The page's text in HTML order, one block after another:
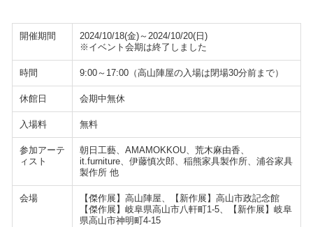
開催期間
2024/10/18(金)～2024/10/20(日)
※イベント会期は終了しました
時間 9:00～17:00（高山陣屋の入場は閉場30分前まで）
休館日 会期中無休
入場料 無料
参加アーテ
ィスト
朝日工藝、AMAMOKKOU、荒木麻由香、
it.furniture、伊藤慎次郎、稲熊家具製作所、浦谷家具
製作所 他
会場
【傑作展】高山陣屋、【新作展】高山市政記念館
【傑作展】岐阜県高山市八軒町1-5、【新作展】岐阜
県高山市神明町4-15